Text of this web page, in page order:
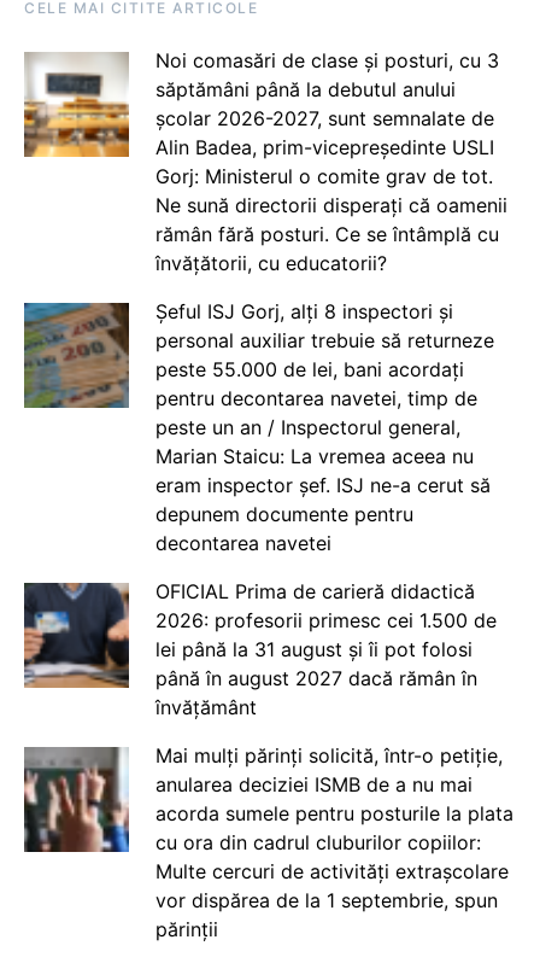
CELE MAI CITITE ARTICOLE
Noi comasări de clase și posturi, cu 3
săptămâni până la debutul anului
școlar 2026-2027, sunt semnalate de
Alin Badea, prim-vicepreședinte USLI
Gorj: Ministerul o comite grav de tot.
Ne sună directorii disperați că oamenii
rămân fără posturi. Ce se întâmplă cu
învățătorii, cu educatorii?
Șeful ISJ Gorj, alți 8 inspectori și
personal auxiliar trebuie să returneze
peste 55.000 de lei, bani acordați
pentru decontarea navetei, timp de
peste un an / Inspectorul general,
Marian Staicu: La vremea aceea nu
eram inspector șef. ISJ ne-a cerut să
depunem documente pentru
decontarea navetei
OFICIAL Prima de carieră didactică
2026: profesorii primesc cei 1.500 de
lei până la 31 august și îi pot folosi
până în august 2027 dacă rămân în
învățământ
Mai mulți părinți solicită, într-o petiție,
anularea deciziei ISMB de a nu mai
acorda sumele pentru posturile la plata
cu ora din cadrul cluburilor copiilor:
Multe cercuri de activități extrașcolare
vor dispărea de la 1 septembrie, spun
părinții